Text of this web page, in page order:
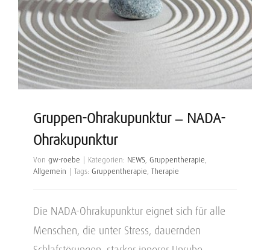
Gruppen-Ohrakupunktur – NADA-
Ohrakupunktur
Von gw-roebe Kategorien: NEWS, Gruppentherapie,
Allgemein
Tags: Gruppentherapie, Therapie
Die NADA-Ohrakupunktur eignet sich für alle
Menschen, die unter Stress, dauernden